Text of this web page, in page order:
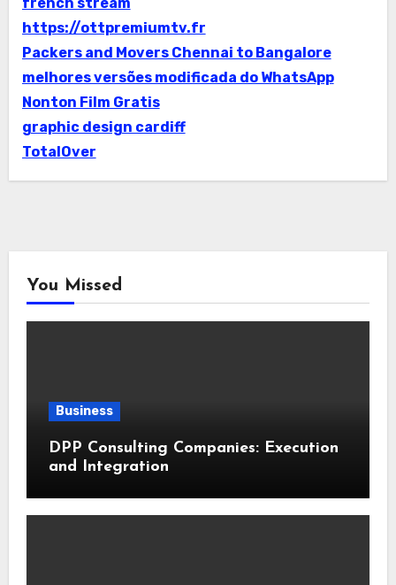
french stream
https://ottpremiumtv.fr
Packers and Movers Chennai to Bangalore
melhores versões modificada do WhatsApp
Nonton Film Gratis
graphic design cardiff
TotalOver
You Missed
Business
DPP Consulting Companies: Execution
and Integration